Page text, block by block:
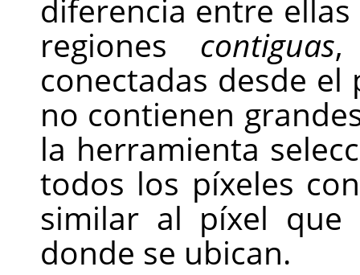
diferencia entre
regiones contiguas,
conectadas desde
no contienen
la herramienta
todos los píxeles
similar al píxel que
donde se ubican.